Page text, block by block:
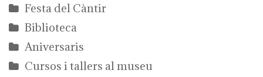
Festa del Càntir
Biblioteca
Aniversaris
Cursos i tallers al museu